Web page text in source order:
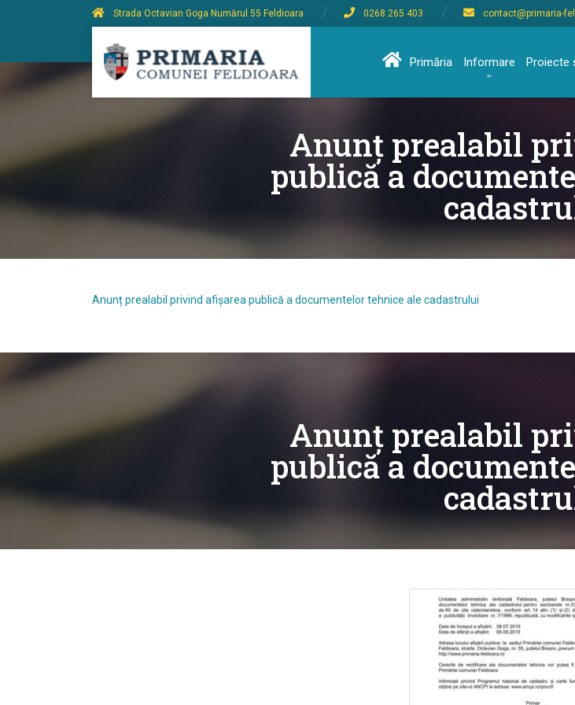
Strada Octavian Goga Numărul 55 Feldioara 0268 265 403 contact@primaria-
Primăria Informare Proiecte
Anunț prealabil
publică a
Anunț prealabil privind afișarea publică a documentelor tehnice ale cadastrului
Anunț prealabil
publică a